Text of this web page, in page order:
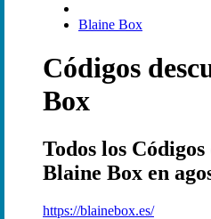
Blaine Box
Códigos
Box
Todos los Códigos
Blaine Box en
https://blainebox.es/